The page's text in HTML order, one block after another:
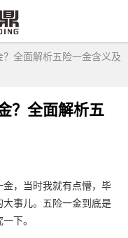
全面解析五险一金含义及
？全面解析五
，当时我就有点懵，毕
事儿。五险一金到底是
下。